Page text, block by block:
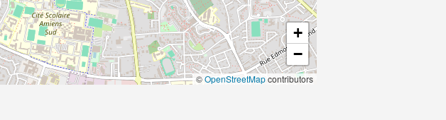
+
−
©OpenStreetMapcontributors